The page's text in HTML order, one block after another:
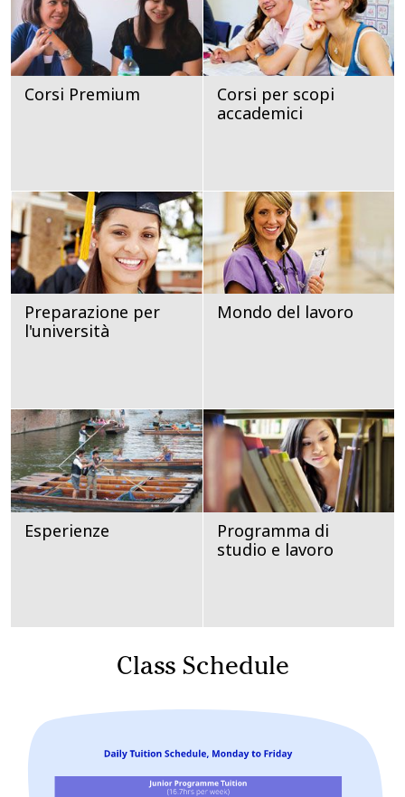
Corsi Premium
Corsi per scopi
accademici
Preparazione per
l'università
Mondo del lavoro
Esperienze
Programma di
studio e lavoro
Class Schedule